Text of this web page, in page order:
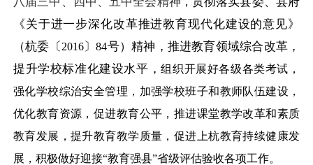
《关于进一步深化改革推进教育现代化建设的意见》
（杭委〔 2016〕84号）精神，推进教育领域综合改革，
提升学校标准化建设水平，组织开展好各级各类考试，
强化学校综治安全管理，加强学校班子和教师队伍建设，
优化教育资源，促进教育公平， 推进课堂教学改革和素质
教育发展，提升教育教学质量，促进上杭教育持续健康发
展，积极做好迎接“教育强县”省级评估验收各项工作。